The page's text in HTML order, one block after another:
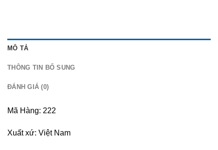
MÔ TẢ
THÔNG TIN BỔ SUNG
ĐÁNH GIÁ (0)
Mã Hàng: 222
Xuất xứ: Việt Nam